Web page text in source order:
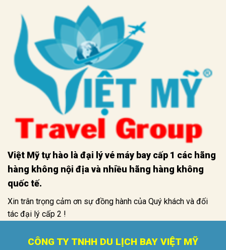
Việt Mỹ tự hào là đại lý vé máy bay cấp 1 các hãng
hàng không nội địa và nhiều hãng hàng không
quốc tế.
Xin trân trọng cảm ơn sự đồng hành của Quý khách và đối
tác đại lý cấp 2 !
CÔNG TY TNHH DU LỊCH BAY VIỆT MỸ